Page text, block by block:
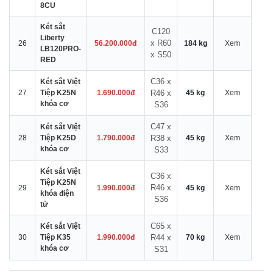
8CU
26
Két sắt
Liberty
LB120PRO-
RED
56.200.000đ
C120
x R60
x S50
184 kg Xem
27
Két sắt Việt
Tiệp K25N
khóa cơ
1.690.000đ
C36 x
R46 x
S36
45 kg Xem
28
Két sắt Việt
Tiệp K25D
khóa cơ
1.790.000đ
C47 x
R38 x
S33
45 kg Xem
29
Két sắt Việt
Tiệp K25N
khóa điện
tử
1.990.000đ
C36 x
R46 x
S36
45 kg Xem
30
Két sắt Việt
Tiệp K35
khóa cơ
1.990.000đ
C65 x
R44 x
S31
70 kg Xem